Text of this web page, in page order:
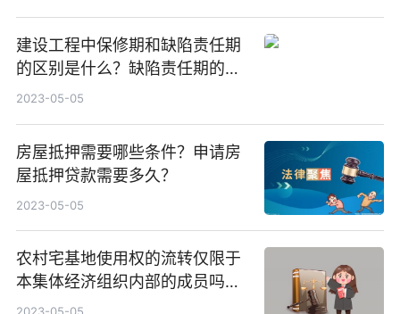
建设工程中保修期和缺陷责任期
的区别是什么？缺陷责任期的内
容有哪些？
2023-05-05
房屋抵押需要哪些条件？申请房
屋抵押贷款需要多久？
2023-05-05
农村宅基地使用权的流转仅限于
本集体经济组织内部的成员吗？
农村宅基地能否继承？